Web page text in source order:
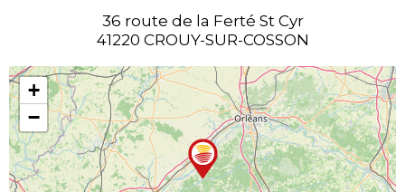
36 route de la Ferté St Cyr
41220 CROUY-SUR-COSSON
+
−